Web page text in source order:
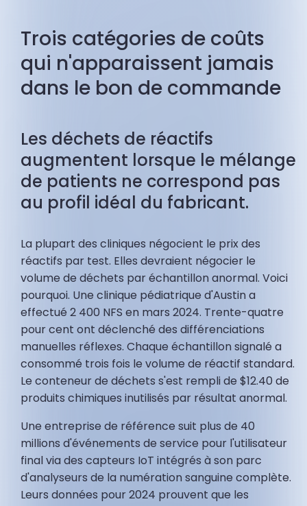
Trois catégories de coûts
qui n'apparaissent jamais
dans le bon de commande
Les déchets de réactifs
augmentent lorsque le mélange
de patients ne correspond pas
au profil idéal du fabricant.
La plupart des cliniques négocient le prix des
réactifs par test. Elles devraient négocier le
volume de déchets par échantillon anormal. Voici
pourquoi. Une clinique pédiatrique d'Austin a
effectué 2 400 NFS en mars 2024. Trente-quatre
pour cent ont déclenché des différenciations
manuelles réflexes. Chaque échantillon signalé a
consommé trois fois le volume de réactif standard.
Le conteneur de déchets s'est rempli de $12.40 de
produits chimiques inutilisés par résultat anormal.
Une entreprise de référence suit plus de 40
millions d'événements de service pour l'utilisateur
final via des capteurs IoT intégrés à son parc
d'analyseurs de la numération sanguine complète.
Leurs données pour 2024 prouvent que les